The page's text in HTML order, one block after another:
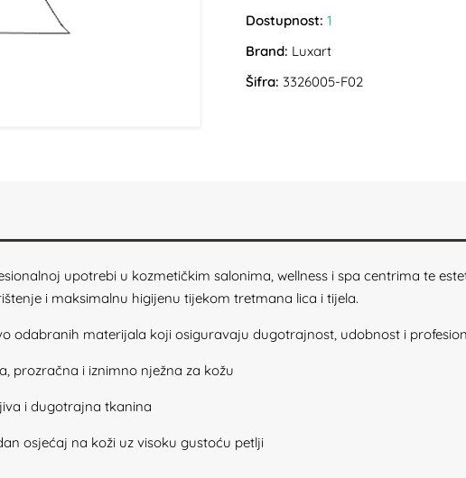
Dostupnost: 1
Brand: Luxart
Šifra: 3326005-F02
upotrebi u kozmetičkim salonima, wellness i spa centrima te
i maksimalnu higijenu tijekom tretmana lica i tijela.
odabranih materijala koji osiguravaju dugotrajnost, udobnost i
prozračna i iznimno nježna za kožu
i dugotrajna tkanina
osjećaj na koži uz visoku gustoću petlji